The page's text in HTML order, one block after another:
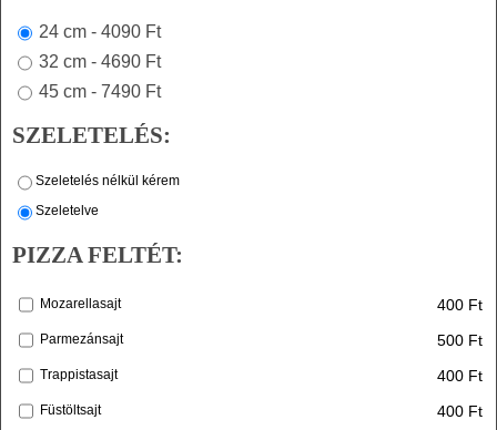
24 cm - 4090 Ft
32 cm - 4690 Ft
45 cm - 7490 Ft
SZELETELÉS:
Szeletelés nélkül kérem
Szeletelve
PIZZA FELTÉT:
Mozarellasajt 400 Ft
Parmezánsajt 500 Ft
Trappistasajt 400 Ft
Füstöltsajt 400 Ft